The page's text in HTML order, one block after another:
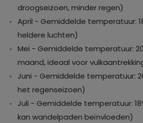
droogseizoen, minder regen)
April - Gemiddelde temperatuur:
heldere luchten)
Mei - Gemiddelde temperatuur:
maand, ideaal voor
Juni - Gemiddelde temperatuur:
het regenseizoen)
Juli - Gemiddelde temperatuur:
kan wandelpaden beïnvloeden)